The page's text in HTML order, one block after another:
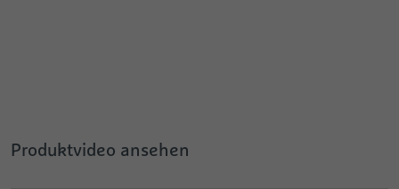
Produktvideo ansehen